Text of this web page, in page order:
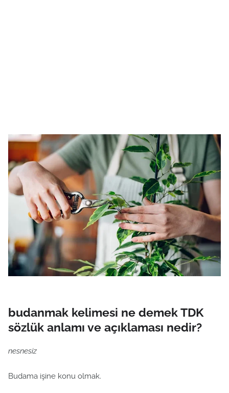
budanmak kelimesi ne demek TDK
sözlük anlamı ve açıklaması nedir?
nesnesiz
Budama işine konu olmak.